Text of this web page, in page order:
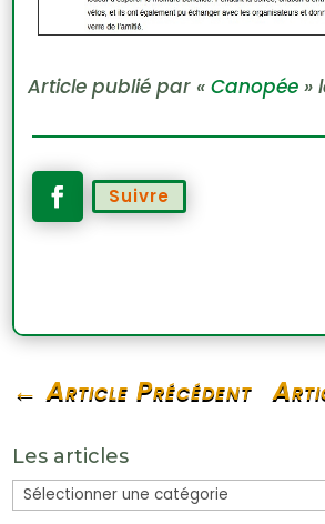
Article publié par «Canopée »
Suivre
←Article Précédent
Les articles
Les